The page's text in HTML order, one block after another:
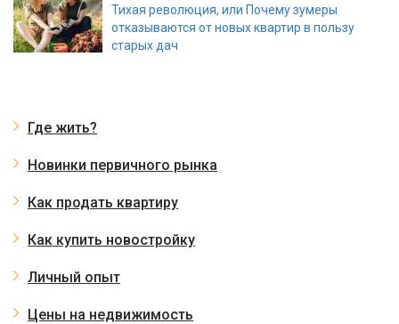
Тихая революция, или Почему зумеры
отказываются от новых квартир в пользу
старых дач
Где жить?
Новинки первичного рынка
Как продать квартиру
Как купить новостройку
Личный опыт
Цены на недвижимость